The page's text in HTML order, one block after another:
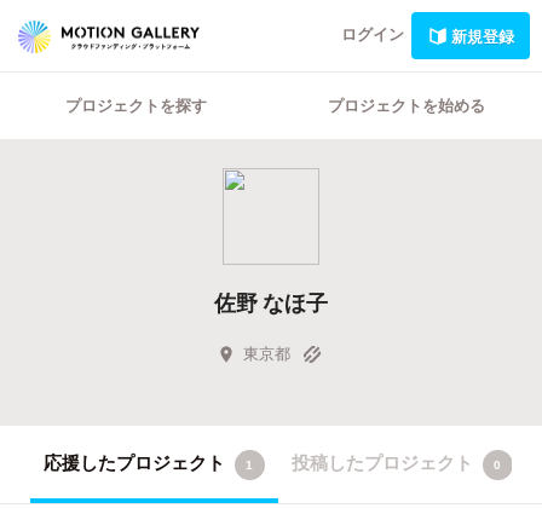
ログイン 新規登録
プロジェクトを探す プロジェクトを始める
佐野 なほ子
東京都
応援したプロジェクト 1 投稿したプロジェクト 0